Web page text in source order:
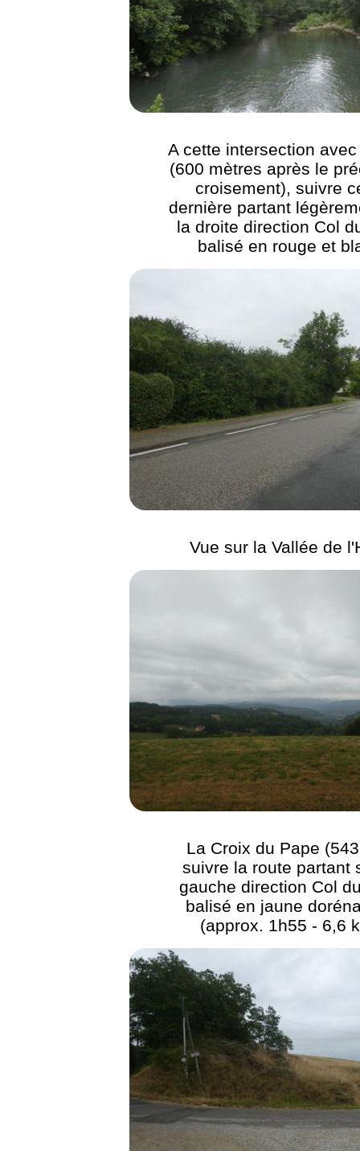
A cette intersection
(600 mètres après le
croisement), suivre
dernière partant
la droite direction Col
balisé en rouge et
Vue sur la Vallée de
La Croix du Pape
suivre la route partant
gauche direction Col
balisé en jaune
(approx. 1h55 - 6,6